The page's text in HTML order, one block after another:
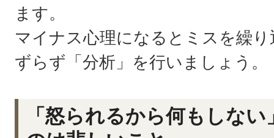
ます。
マイナス心理になるとミスを繰
ずらず「分析」を行いましょう。
「怒られるから何もしな